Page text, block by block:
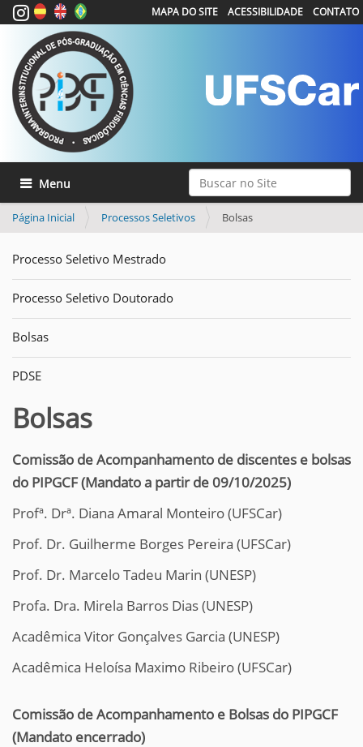
Busca Avançada…
MAPA DO SITE ACESSIBILIDADE CONTATO
Toggle navigation
Página Inicial Processos Seletivos Bolsas
Processo Seletivo Mestrado
Processo Seletivo Doutorado
Bolsas
PDSE
Bolsas
Comissão de Acompanhamento de discentes e bolsas
do PIPGCF (Mandato a partir de 09/10/2025)
Profª. Drª. Diana Amaral Monteiro (UFSCar)
Prof. Dr. Guilherme Borges Pereira (UFSCar)
Prof. Dr. Marcelo Tadeu Marin (UNESP)
Profa. Dra. Mirela Barros Dias (UNESP)
Acadêmica Vitor Gonçalves Garcia (UNESP)
Acadêmica Heloísa Maximo Ribeiro (UFSCar)
Comissão de Acompanhamento e Bolsas do PIPGCF
(Mandato encerrado)